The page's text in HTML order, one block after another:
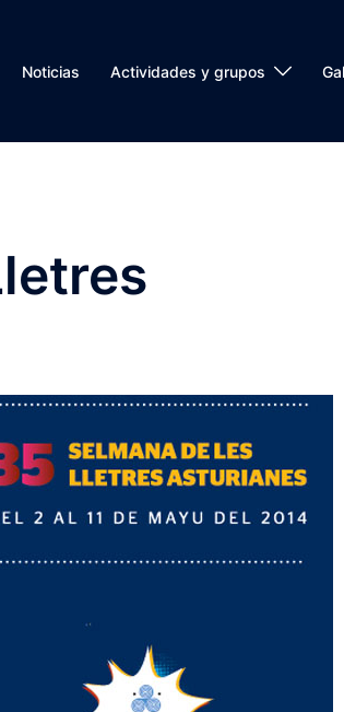
Noticias Actividades y grupos